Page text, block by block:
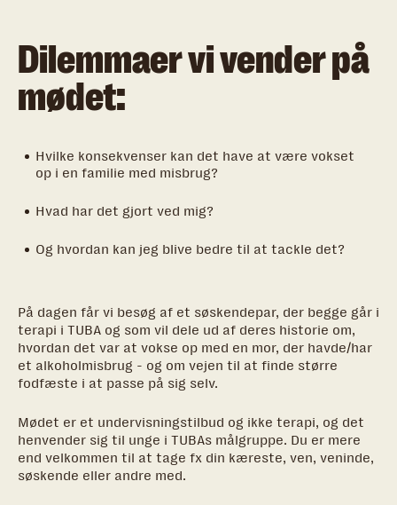
Dilemmaer vi vender på
mødet:
Hvilke konsekvenser kan det have at være vokset
op i en familie med misbrug?
Hvad har det gjort ved mig?
Og hvordan kan jeg blive bedre til at tackle det?
På dagen får vi besøg af et søskendepar, der begge går i
terapi i TUBA og som vil dele ud af deres historie om,
hvordan det var at vokse op med en mor, der havde/har
et alkoholmisbrug - og om vejen til at finde større
fodfæste i at passe på sig selv.
Mødet er et undervisningstilbud og ikke terapi, og det
henvender sig til unge i TUBAs målgruppe. Du er mere
end velkommen til at tage fx din kæreste, ven, veninde,
søskende eller andre med.